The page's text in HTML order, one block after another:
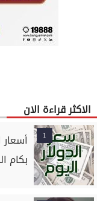
الاكثر قراءة الان
1
بكام